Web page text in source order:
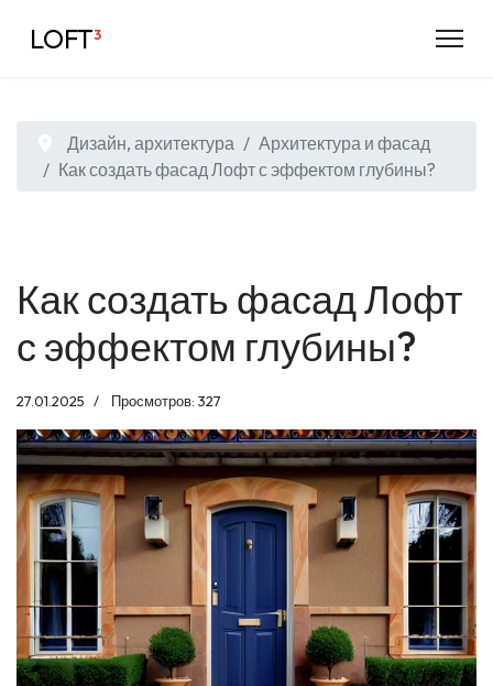
LOFT³
Дизайн, архитектура
Архитектура и фасад
Как создать фасад Лофт с эффектом глубины?
Как создать фасад Лофт
с эффектом глубины?
27.01.2025 Просмотров: 327